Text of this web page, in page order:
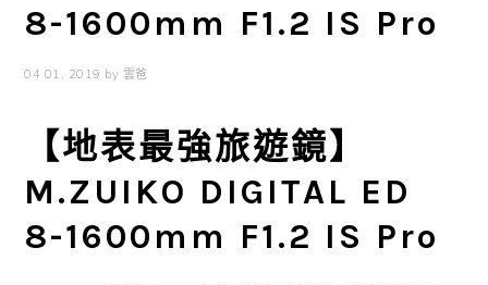
8-1600mm F1.2 IS Pro
04 01, 2019 by 雲爸
【地表最強旅遊鏡】
M.ZUIKO DIGITAL ED
8-1600mm F1.2 IS Pro